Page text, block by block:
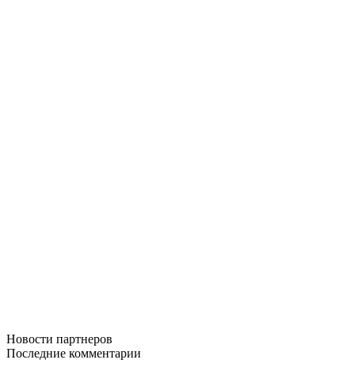
Новости партнеров
Последние комментарии